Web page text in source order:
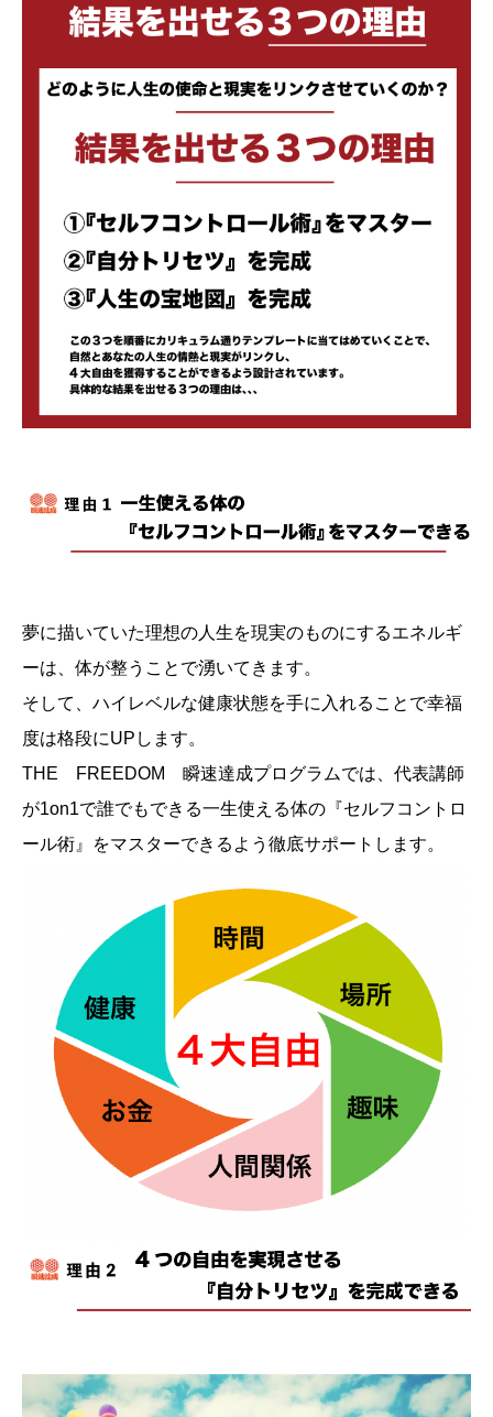
夢に描いていた理想の人生を現実のものにするエネルギ
ーは、体が整うことで湧いてきます。
そして、ハイレベルな健康状態を手に入れることで幸福
度は格段にUPします。
THE FREEDOM 瞬速達成プログラムでは、代表講師
が1on1で誰でもできる一生使える体の『セルフコントロ
ール術』をマスターできるよう徹底サポートします。